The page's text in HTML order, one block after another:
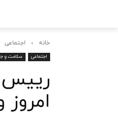
خانه اجتماعی
اجتماعی سلامت و
امروز